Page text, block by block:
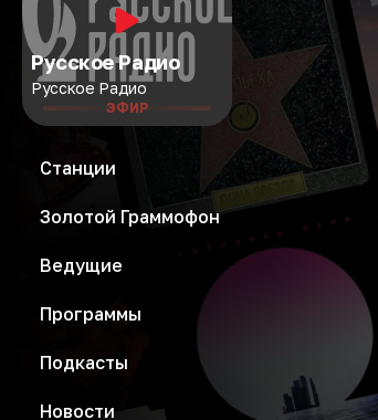
Русское Радио
Русское Радио
ЭФИР
Станции
Золотой Граммофон
Ведущие
Программы
Подкасты
Новости